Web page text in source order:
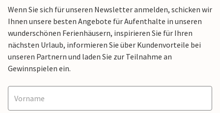
Wenn Sie sich für unseren Newsletter anmelden, schicken wir
Ihnen unsere besten Angebote für Aufenthalte in unseren
wunderschönen Ferienhäusern, inspirieren Sie für Ihren
nächsten Urlaub, informieren Sie über Kundenvorteile bei
unseren Partnern und laden Sie zur Teilnahme an
Gewinnspielen ein.